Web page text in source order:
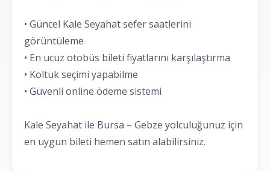
• Güncel Kale Seyahat sefer saatlerini
görüntüleme
• En ucuz otobüs bileti fiyatlarını karşılaştırma
• Koltuk seçimi yapabilme
• Güvenli online ödeme sistemi
Kale Seyahat ile Bursa – Gebze yolculuğunuz için
en uygun bileti hemen satın alabilirsiniz.